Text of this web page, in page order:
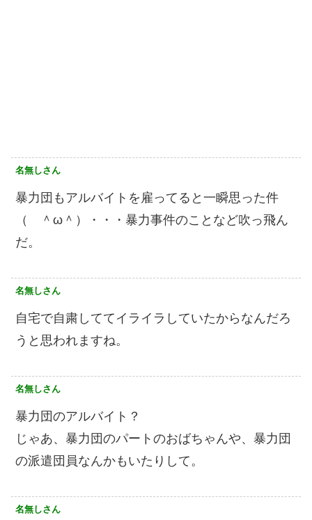
名無しさん
暴力団もアルバイトを雇ってると一瞬思った件
（ ＾ω＾）・・・暴力事件のことなど吹っ飛ん
だ。
名無しさん
自宅で自粛しててイライラしていたからなんだろ
うと思われますね。
名無しさん
暴力団のアルバイト？
じゃあ、暴力団のパートのおばちゃんや、暴力団
の派遣団員なんかもいたりして。
名無しさん